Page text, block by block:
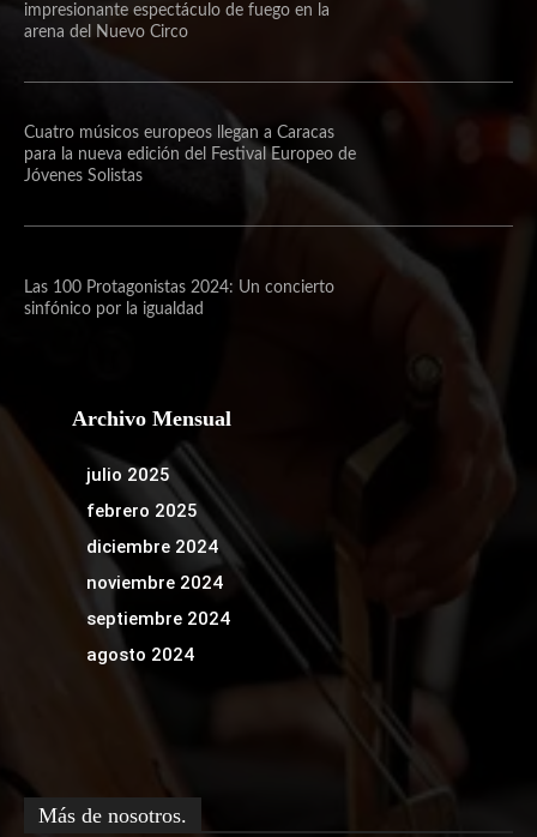
impresionante espectáculo de fuego en la
arena del Nuevo Circo
Cuatro músicos europeos llegan a Caracas
para la nueva edición del Festival Europeo de
Jóvenes Solistas
Las 100 Protagonistas 2024: Un concierto
sinfónico por la igualdad
Archivo Mensual
julio 2025
febrero 2025
diciembre 2024
noviembre 2024
septiembre 2024
agosto 2024
Más de nosotros.